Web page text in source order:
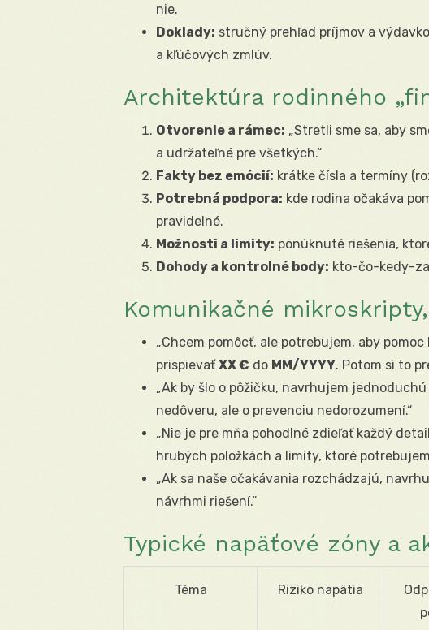
nie.
Doklady: stručný prehľad príjmov a
a kľúčových zmlúv.
Architektúra rodinného
Otvorenie a rámec: „Stretli sme sa, aby
a udržateľné pre všetkých.“
Fakty bez emócií: krátke čísla a termíny
Potrebná podpora: kde rodina očakáva
pravidelné.
Možnosti a limity: ponúknuté riešenia,
Dohody a kontrolné body: kto-čo-kedy-
Komunikačné
„Chcem pomôcť, ale potrebujem, aby
prispievaťXX € do MM/YYYY. Potom si to
„Ak by šlo o pôžičku, navrhujem
nedôveru, ale o prevenciu nedorozumení.“
„Nie je pre mňa pohodlné zdieľať každý
hrubých položkách a limity, ktoré
„Ak sa naše očakávania rozchádzajú,
návrhmi riešení.“
Typické napäťové zóny a
Téma Riziko napätia